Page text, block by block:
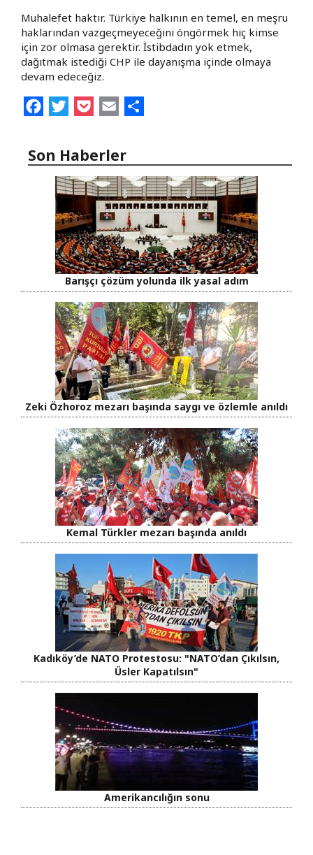
Muhalefet haktır. Türkiye halkının en temel, en meşru
haklarından vazgeçmeyeceğini öngörmek hiç kimse
için zor olmasa gerektir. İstibdadın yok etmek,
dağıtmak istediği CHP ile dayanışma içinde olmaya
devam edeceğiz.
FacebookTwitterPocketEmail
Son Haberler
Barışçı çözüm yolunda ilk yasal adım
Zeki Özhoroz mezarı başında saygı ve özlemle anıldı
Kemal Türkler mezarı başında anıldı
Kadıköy’de NATO Protestosu: "NATO’dan Çıkılsın,
Üsler Kapatılsın"
Amerikancılığın sonu